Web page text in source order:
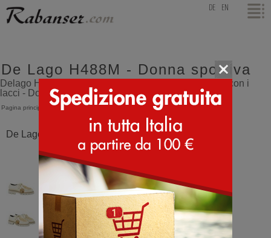
top DE EN
De Lago H488M - Donna sportiva
Delago H488M, scarpa sportiva e elegante da donna con i
lacci - Donna sportiva
Pagina principale > De Lago >
De Lago H488M Avorio